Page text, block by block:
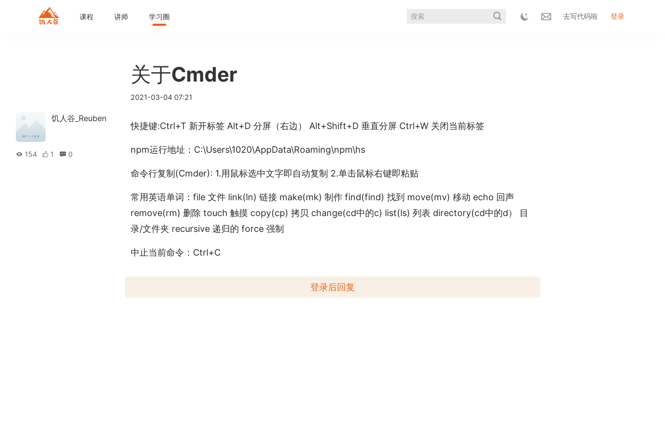
课程 讲师 学习圈 去写代码啦 登录
关于Cmder
2021-03-04 07:21
快捷键:Ctrl+T 新开标签 Alt+D 分屏（右边） Alt+Shift+D 垂直分屏 Ctrl+W 关闭当前标签
npm运行地址：C:\Users\1020\AppData\Roaming\npm\hs
命令行复制(Cmder): 1.用鼠标选中文字即自动复制 2.单击鼠标右键即粘贴
常用英语单词：file 文件 link(ln) 链接 make(mk) 制作 find(find) 找到 move(mv) 移动 echo 回声
remove(rm) 删除 touch 触摸 copy(cp) 拷贝 change(cd中的c) list(ls) 列表 directory(cd中的d） 目
录/文件夹 recursive 递归的 force 强制
中止当前命令：Ctrl+C
饥人谷_Reuben
154 1 0
登录后回复